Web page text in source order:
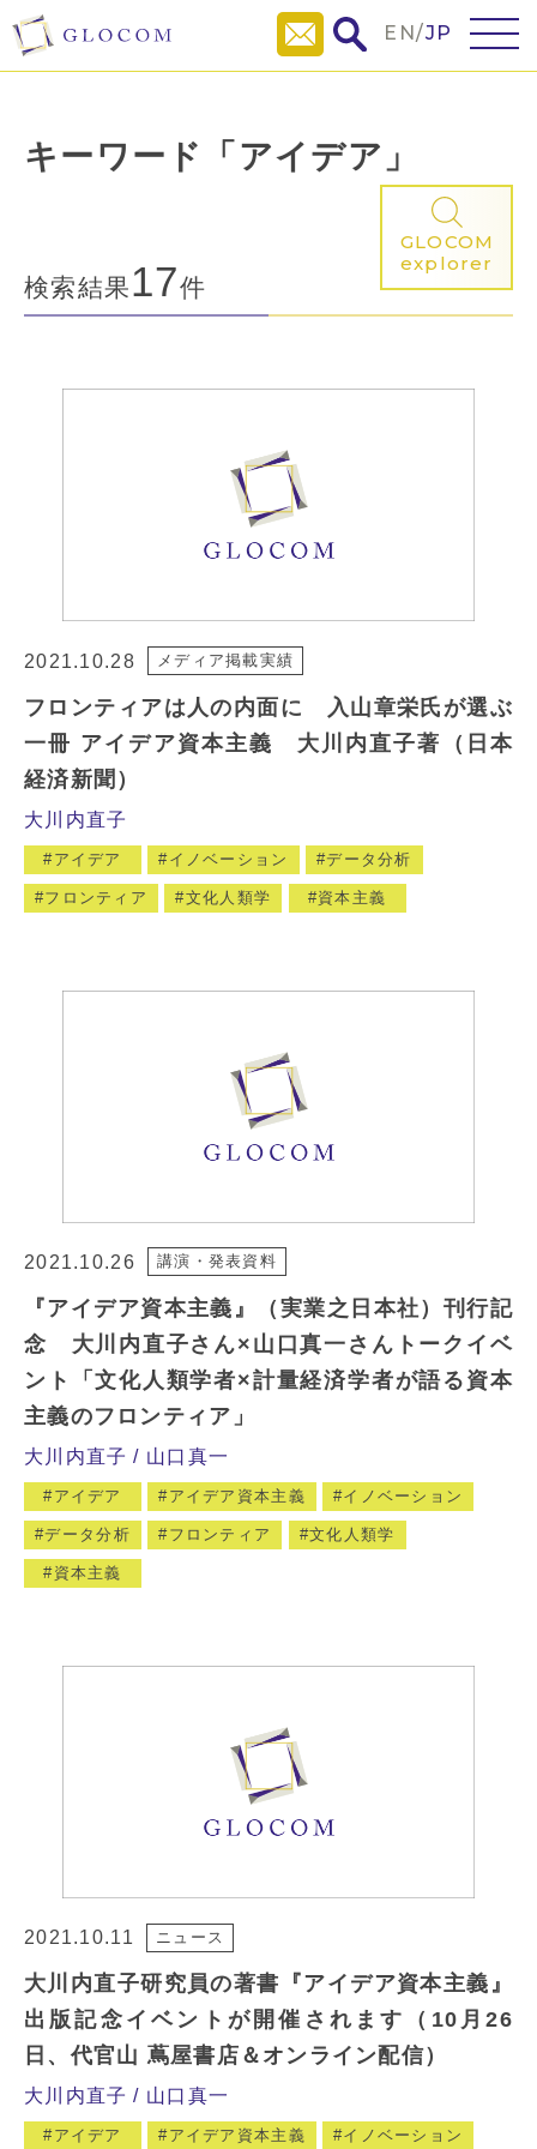
EN/JP
キーワード「アイデア」
GLOCOM
explorer
検索結果17件
2021.10.28 メディア掲載実績
フロンティアは人の内面に 入山章栄氏が選ぶ
一冊 アイデア資本主義 大川内直子著（日本
経済新聞）
大川内直子
アイデア イノベーション データ分析
フロンティア 文化人類学 資本主義
2021.10.26 講演・発表資料
『アイデア資本主義』（実業之日本社）刊行記
念 大川内直子さん×山口真一さんトークイベ
ント「文化人類学者×計量経済学者が語る資本
主義のフロンティア」
大川内直子 山口真一
アイデア アイデア資本主義 イノベーション
データ分析 フロンティア 文化人類学
資本主義
2021.10.11 ニュース
大川内直子研究員の著書『アイデア資本主義』
出版記念イベントが開催されます（10月26
日、代官山 蔦屋書店＆オンライン配信）
大川内直子 山口真一
アイデア アイデア資本主義 イノベーション